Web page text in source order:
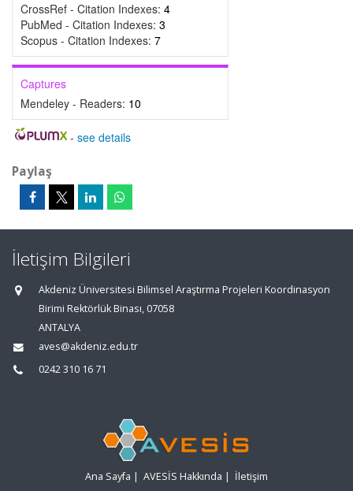
CrossRef - Citation Indexes: 4
PubMed - Citation Indexes: 3
Scopus - Citation Indexes: 7
Captures
Mendeley - Readers: 10
- see details
Paylaş
İletişim Bilgileri
Akdeniz Üniversitesi Bilimsel Araştırma Projeleri Koordinasyon
Birimi Rektörlük Binası, 07058
ANTALYA
aves@akdeniz.edu.tr
0242 310 16 71
Ana Sayfa | AVESİS Hakkında | İletişim